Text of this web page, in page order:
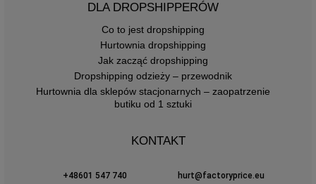
DLA DROPSHIPPERÓW
Co to jest dropshipping
Hurtownia dropshipping
Jak zacząć dropshipping
Dropshipping odzieży – przewodnik
Hurtownia dla sklepów stacjonarnych – zaopatrzenie
butiku od 1 sztuki
KONTAKT
+48601 547 740
hurt@factoryprice.eu